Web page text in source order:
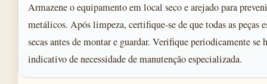
Armazene o equipamento em local seco e arejado para
metálicos. Após limpeza, certifique-se de que todas as peças
secas antes de montar e guardar. Verifique periodicamente
indicativo de necessidade de manutenção especializada.